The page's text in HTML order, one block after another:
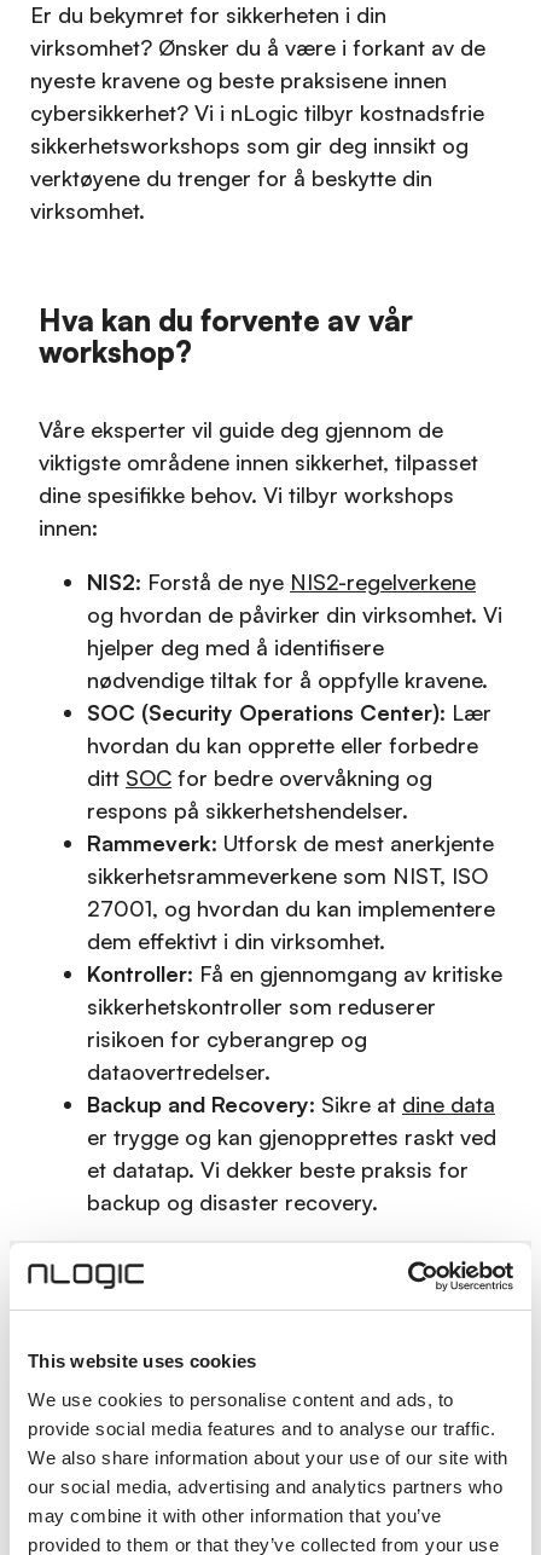
This website uses cookies
We use cookies to personalise content and ads, to
provide social media features and to analyse our traffic.
We also share information about your use of our site with
our social media, advertising and analytics partners who
may combine it with other information that you’ve
provided to them or that they’ve collected from your use
Er du bekymret for sikkerheten i din
virksomhet? Ønsker du å være i forkant av de
nyeste kravene og beste praksisene innen
cybersikkerhet? Vi i nLogic tilbyr kostnadsfrie
sikkerhetsworkshops som gir deg innsikt og
verktøyene du trenger for å beskytte din
virksomhet.
Hva kan du forvente av vår
workshop?
Våre eksperter vil guide deg gjennom de
viktigste områdene innen sikkerhet, tilpasset
dine spesifikke behov. Vi tilbyr workshops
innen:
NIS2: Forstå de nye NIS2-regelverkene
og hvordan de påvirker din virksomhet. Vi
hjelper deg med å identifisere
nødvendige tiltak for å oppfylle kravene.
SOC (Security Operations Center): Lær
hvordan du kan opprette eller forbedre
ditt SOC for bedre overvåkning og
respons på sikkerhetshendelser.
Rammeverk: Utforsk de mest anerkjente
sikkerhetsrammeverkene som NIST, ISO
27001, og hvordan du kan implementere
dem effektivt i din virksomhet.
Kontroller: Få en gjennomgang av kritiske
sikkerhetskontroller som reduserer
risikoen for cyberangrep og
dataovertredelser.
Backup and Recovery: Sikre at dine data
er trygge og kan gjenopprettes raskt ved
et datatap. Vi dekker beste praksis for
backup og disaster recovery.
Hvordan komme i gang med en
sikkerhetsworkshop
Book en workshop: Fyll ut skjemaet
nedenfor med dine detaljer og ønsket
fokusområde.